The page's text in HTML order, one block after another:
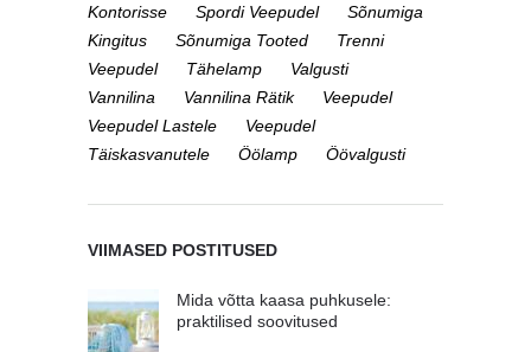
Kontorisse
Spordi Veepudel
Sõnumiga
Kingitus
Sõnumiga Tooted
Trenni
Veepudel
Tähelamp
Valgusti
Vannilina
Vannilina Rätik
Veepudel
Veepudel Lastele
Veepudel
Täiskasvanutele
Öölamp Öövalgusti
VIIMASED POSTITUSED
Mida võtta kaasa puhkusele:
praktilised soovitused